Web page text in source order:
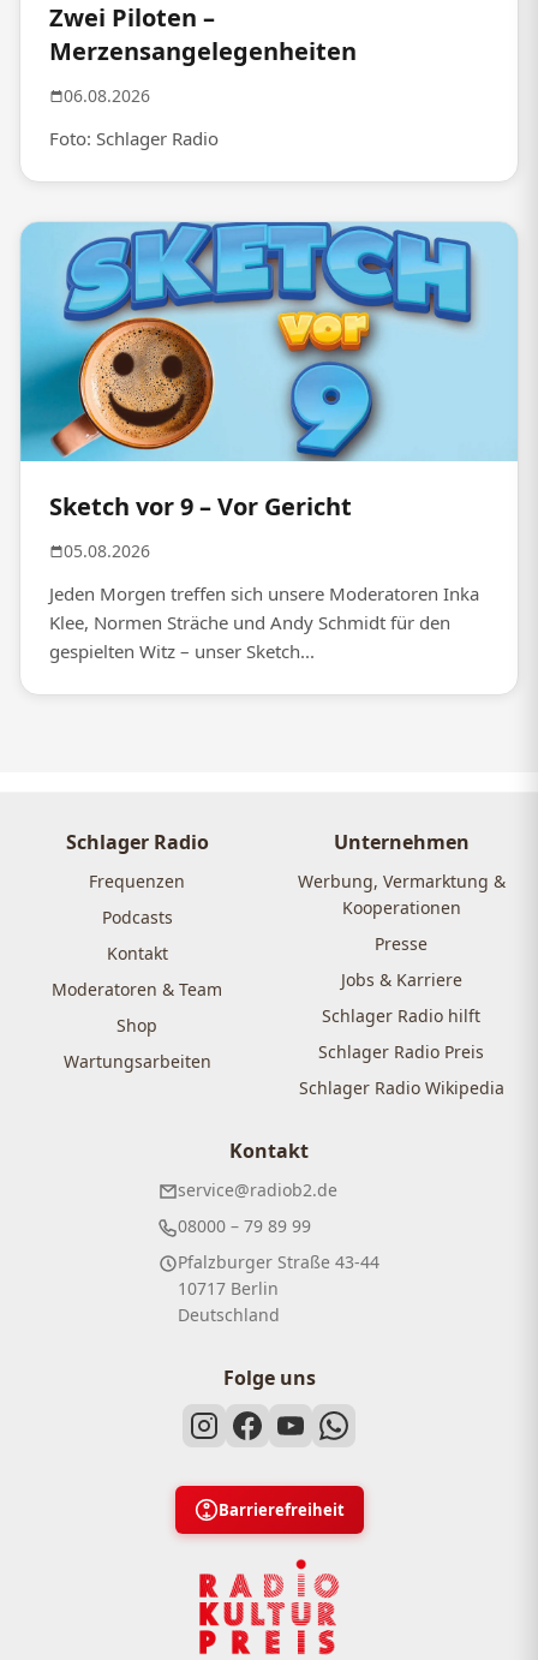
Zwei Piloten –
Merzensangelegenheiten
06.08.2026
Foto: Schlager Radio
Sketch vor 9 – Vor Gericht
05.08.2026
Jeden Morgen treffen sich unsere Moderatoren Inka
Klee, Normen Sträche und Andy Schmidt für den
gespielten Witz – unser Sketch...
Schlager Radio
Frequenzen
Podcasts
Kontakt
Moderatoren & Team
Shop
Wartungsarbeiten
Unternehmen
Werbung, Vermarktung &
Kooperationen
Presse
Jobs & Karriere
Schlager Radio hilft
Schlager Radio Preis
Schlager Radio Wikipedia
Kontakt
service@radiob2.de
08000 – 79 89 99
Pfalzburger Straße 43-44
10717 Berlin
Deutschland
Folge uns
Barrierefreiheit